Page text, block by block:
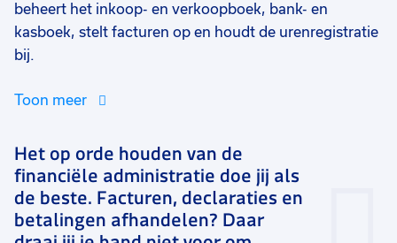
beheert het inkoop- en verkoopboek, bank- en
kasboek, stelt facturen op en houdt de urenregistratie
bij.
Toon meer
Het op orde houden van de
financiële administratie doe jij als
de beste. Facturen, declaraties en
betalingen afhandelen? Daar